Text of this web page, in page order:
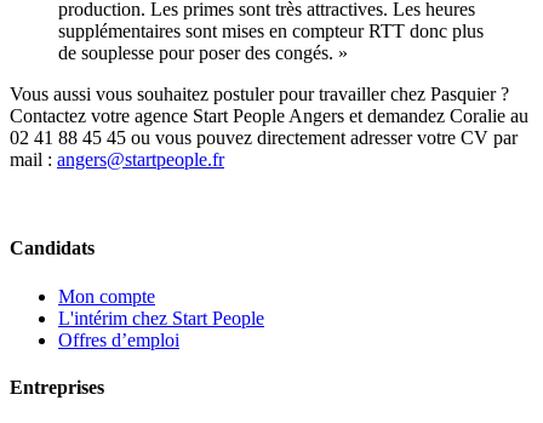
production. Les primes sont très attractives. Les heures
supplémentaires sont mises en compteur RTT donc plus
de souplesse pour poser des congés. »
Vous aussi vous souhaitez postuler pour travailler chez Pasquier ?
Contactez votre agence Start People Angers et demandez Coralie au
02 41 88 45 45 ou vous pouvez directement adresser votre CV par
mail : angers@startpeople.fr
Candidats
Mon compte
L'intérim chez Start People
Offres d’emploi
Entreprises